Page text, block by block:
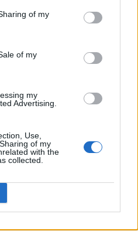
of my
of my
my
Advertising.
Use,
of my
with the
collected.
agățată de picioarele
la pedepsirea
atunci episodul de marți
emblema Poliției
clar: bine i-a făcut
l-a pus la pământ! De ce?